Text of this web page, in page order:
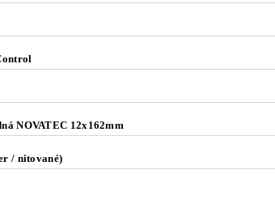
NOVATEC 12x162mm
/ nitované)